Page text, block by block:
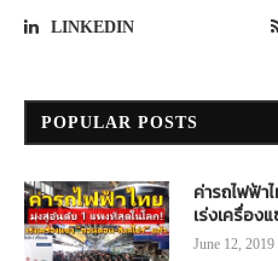
LINKEDIN
POPULAR POSTS
ค่ารถไฟฟ้า
เร่งเครื่อง
June 12, 2019